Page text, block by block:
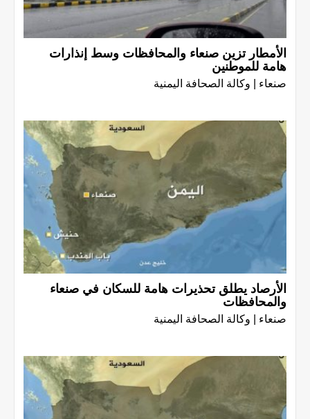
الأمطار تزين صنعاء والمحافظات وسط إنذارات
هامة للموطنين
صنعاء | وكالة الصحافة اليمنية
الأرصاد يطلق تحذيرات هامة للسكان في صنعاء
والمحافظات
صنعاء | وكالة الصحافة اليمنية